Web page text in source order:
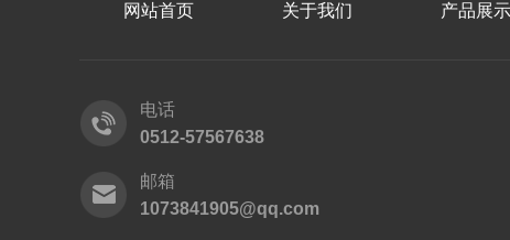
网站首页 关于我们 产品展示
电话
0512-57567638
邮箱
1073841905@qq.com